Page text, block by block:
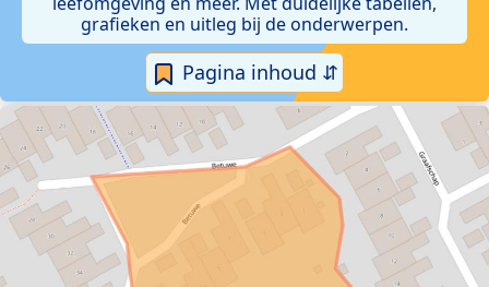
grafieken en uitleg bij de onderwerpen.
Pagina inhoud ⇵